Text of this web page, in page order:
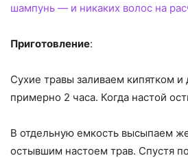
шампунь — и никаких волос на
Приготовление:
Сухие травы заливаем кипятком и
примерно 2 часа. Когда настой
В отдельную емкость высыпаем
остывшим настоем трав. Спустя